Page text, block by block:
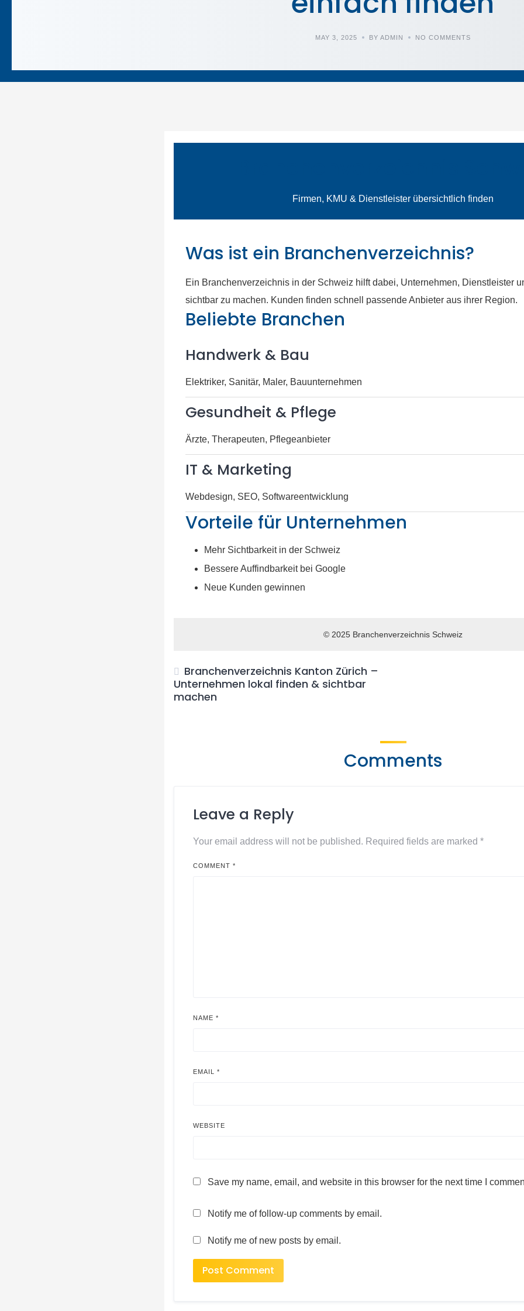
MAY 3, 2025 BY ADMIN NO COMMENTS
Firmen, KMU & Dienstleister übersichtlich finden
Was ist ein Branchenverzeichnis?
Ein Branchenverzeichnis in der Schweiz hilft dabei, Unternehmen, Dienstleister
sichtbar zu machen. Kunden finden schnell passende Anbieter aus ihrer Region.
Beliebte Branchen
Handwerk & Bau
Elektriker, Sanitär, Maler, Bauunternehmen
Gesundheit & Pflege
Ärzte, Therapeuten, Pflegeanbieter
IT & Marketing
Webdesign, SEO, Softwareentwicklung
Vorteile für Unternehmen
Mehr Sichtbarkeit in der Schweiz
Bessere Auffindbarkeit bei Google
Neue Kunden gewinnen
© 2025 Branchenverzeichnis Schweiz
Branchenverzeichnis Kanton Zürich –
Unternehmen lokal finden & sichtbar
machen
Comments
Leave a Reply
Your email address will not be published. Required fields are marked*
COMMENT*
NAME*
EMAIL*
WEBSITE
Save my name, email, and website in this browser for the next time I
Notify me of follow-up comments by email.
Notify me of new posts by email.